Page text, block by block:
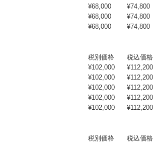
¥68,000
¥74,800
¥68,000
¥74,800
¥68,000 ¥74,800
税別価格
税込価格
¥102,000
¥112,200
¥102,000
¥112,200
¥102,000
¥112,200
¥102,000
¥112,200
¥102,000 ¥112,200
税別価格
税込価格